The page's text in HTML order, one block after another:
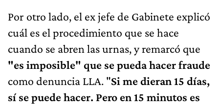
Por otro lado, el ex jefe de Gabinete explicó
cuál es el procedimiento que se hace
cuando se abren las urnas, y remarcó que
"es imposible" que se pueda hacer fraude
como denuncia LLA. "Si me dieran 15 días,
sí se puede hacer. Pero en 15 minutos es